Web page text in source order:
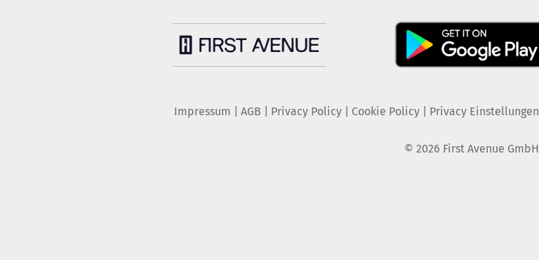
Impressum AGB Privacy Policy| Cookie Policy| Privacy Einstellungen
© 2026 First Avenue GmbH